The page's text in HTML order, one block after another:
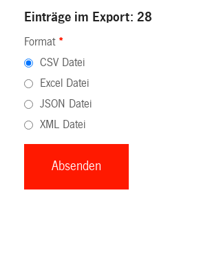
Einträge im Export: 28
Format *
CSV Datei
Excel Datei
JSON Datei
XML Datei